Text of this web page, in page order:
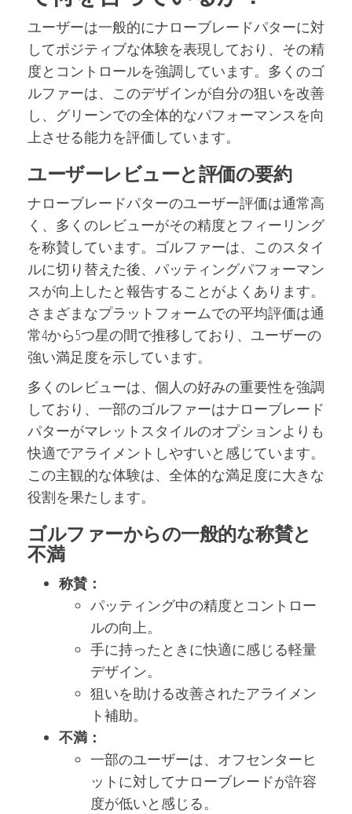
ユーザーは一般的にナローブレードパターに対
してポジティブな体験を表現しており、その精
度とコントロールを強調しています。多くのゴ
ルファーは、このデザインが自分の狙いを改善
し、グリーンでの全体的なパフォーマンスを向
上させる能力を評価しています。
ユーザーレビューと評価の要約
ナローブレードパターのユーザー評価は通常高
く、多くのレビューがその精度とフィーリング
を称賛しています。ゴルファーは、このスタイ
ルに切り替えた後、パッティングパフォーマン
スが向上したと報告することがよくあります。
さまざまなプラットフォームでの平均評価は通
常4から5つ星の間で推移しており、ユーザーの
強い満足度を示しています。
多くのレビューは、個人の好みの重要性を強調
しており、一部のゴルファーはナローブレード
パターがマレットスタイルのオプションよりも
快適でアライメントしやすいと感じています。
この主観的な体験は、全体的な満足度に大きな
役割を果たします。
ゴルファーからの一般的な称賛と
不満
称賛：
パッティング中の精度とコントロー
ルの向上。
手に持ったときに快適に感じる軽量
デザイン。
狙いを助ける改善されたアライメン
ト補助。
不満：
一部のユーザーは、オフセンターヒ
ットに対してナローブレードが許容
度が低いと感じる。